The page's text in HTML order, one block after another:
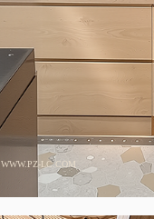
WWW.PZ-LC.COM